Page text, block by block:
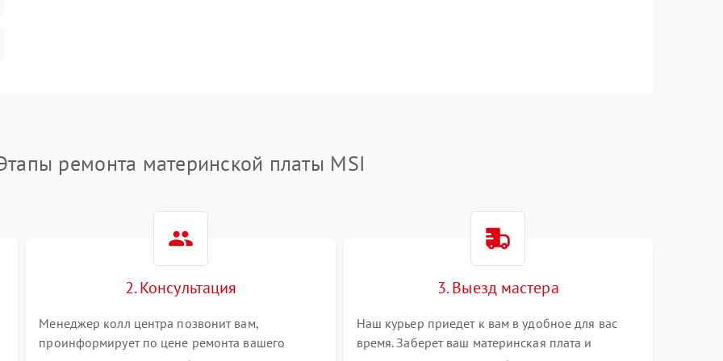
ремонта материнской платы MSI
2. Консультация
Менеджер колл центра позвонит вам,
проинформирует по цене ремонта вашего
3. Выезд мастера
Наш курьер приедет к вам в удобное для вас
время. Заберет ваш материнская плата и